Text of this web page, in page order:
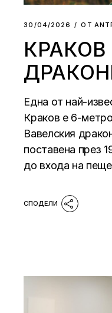
30/04/2026 ОТ
КРАКОВ
Една от най-
Краков е 6-
Вавелския
поставена през
до входа на